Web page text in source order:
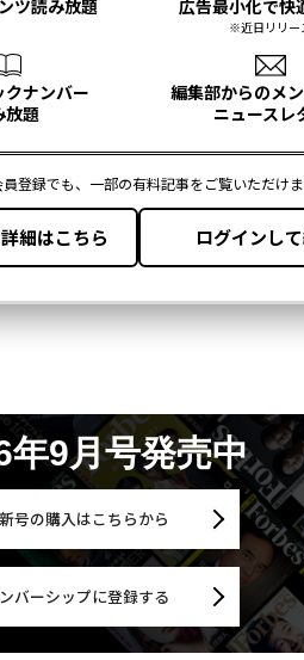
年9月号発売中
号の購入はこちらから
バーシップに登録する